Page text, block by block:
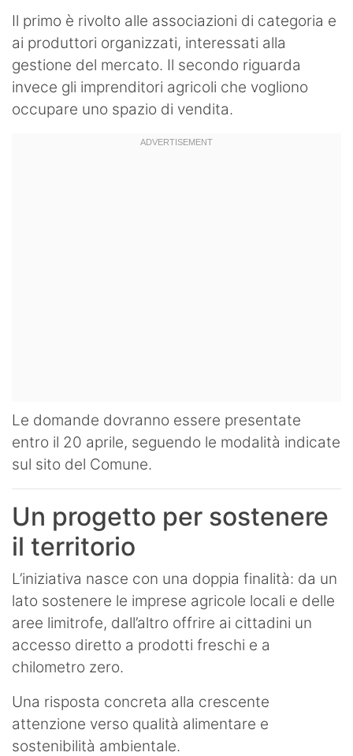
Il primo è rivolto alle associazioni di categoria e
ai produttori organizzati, interessati alla
gestione del mercato. Il secondo riguarda
invece gli imprenditori agricoli che vogliono
occupare uno spazio di vendita.
Le domande dovranno essere presentate
entro il 20 aprile, seguendo le modalità indicate
sul sito del Comune.
Un progetto per sostenere
il territorio
L’iniziativa nasce con una doppia finalità: da un
lato sostenere le imprese agricole locali e delle
aree limitrofe, dall’altro offrire ai cittadini un
accesso diretto a prodotti freschi e a
chilometro zero.
Una risposta concreta alla crescente
attenzione verso qualità alimentare e
sostenibilità ambientale.